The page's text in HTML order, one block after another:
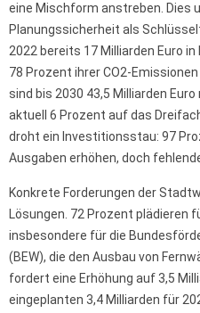
eine Mischform anstreben. Dies
Planungssicherheit als
2022 bereits 17 Milliarden Euro
78 Prozent ihrer CO2-
sind bis 2030 43,5 Milliarden
aktuell 6 Prozent auf das
droht ein Investitionsstau: 97
Ausgaben erhöhen, doch
Konkrete Forderungen der
Lösungen. 72 Prozent plädieren
insbesondere für die
(BEW), die den Ausbau von
fordert eine Erhöhung auf 3,5
eingeplanten 3,4 Milliarden für